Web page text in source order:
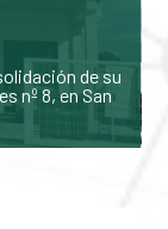
de su
nº 8, en San